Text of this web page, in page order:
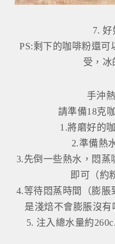
7.
PS:剩下的咖啡粉還可
受，冰
手沖
請準備18克
1.將磨好的
2.準備熱
3.先倒一些熱水，悶
即可（約
4.等待悶蒸時間（膨脹
是淺焙不會膨脹沒有
5. 注入總水量約